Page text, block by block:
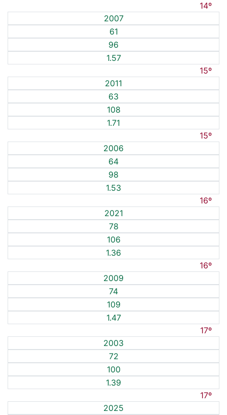
14º
2007
61
96
1.57
15º
2011
63
108
1.71
15º
2006
64
98
1.53
16º
2021
78
106
1.36
16º
2009
74
109
1.47
17º
2003
72
100
1.39
17º
2025